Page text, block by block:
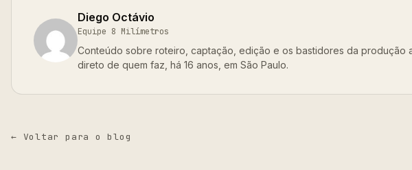
Diego Octávio
Equipe 8 Milímetros
Conteúdo sobre roteiro, captação, edição e os bastidores da produção
direto de quem faz, há 16 anos, em São Paulo.
← Voltar para o blog